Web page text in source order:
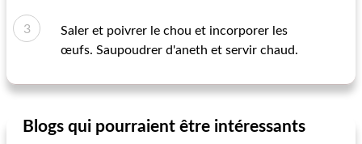
Saler et poivrer le chou et incorporer les
œufs. Saupoudrer d'aneth et servir chaud.
Blogs qui pourraient être intéressants